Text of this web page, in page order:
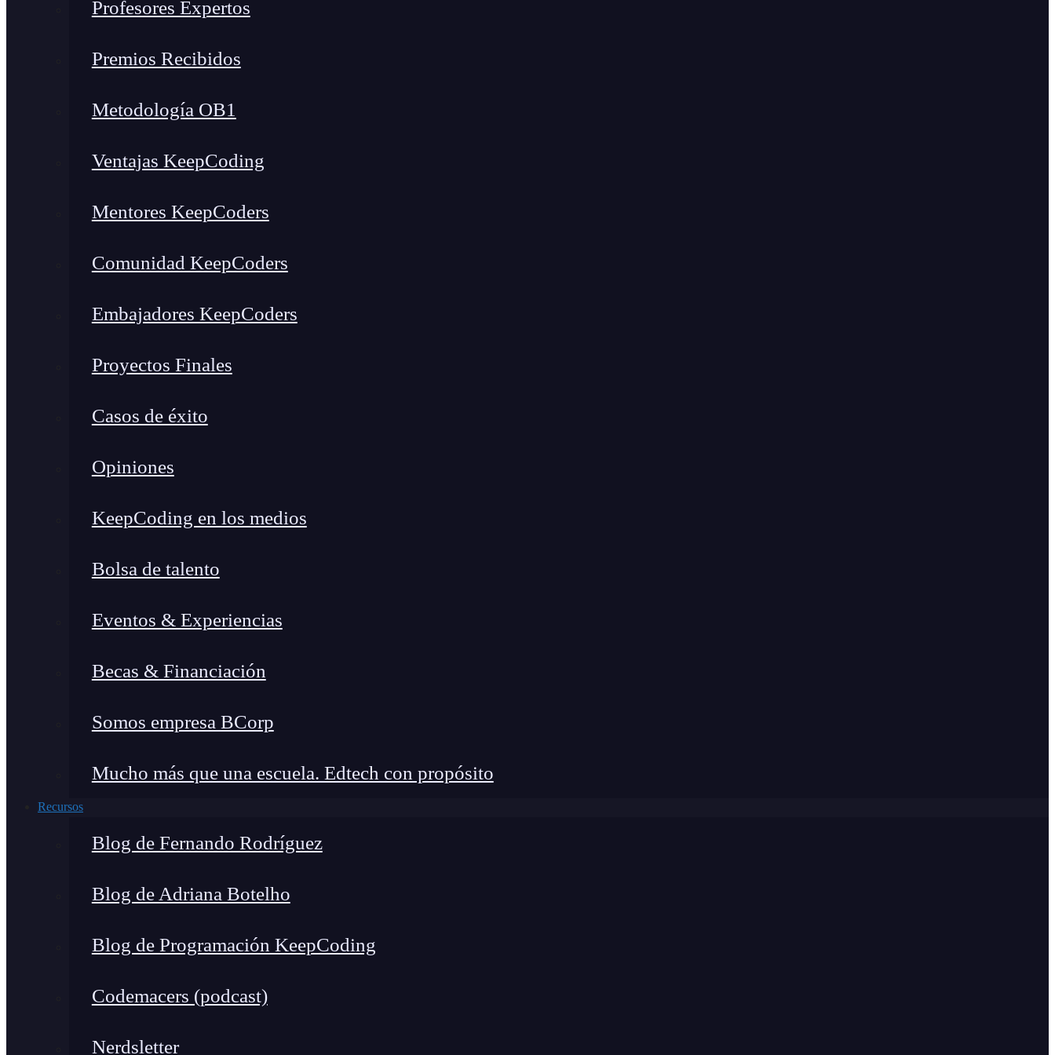
Profesores Expertos
Premios Recibidos
Metodología OB1
Ventajas KeepCoding
Mentores KeepCoders
Comunidad KeepCoders
Embajadores KeepCoders
Proyectos Finales
Casos de éxito
Opiniones
KeepCoding en los medios
Bolsa de talento
Eventos & Experiencias
Becas & Financiación
Somos empresa BCorp
Mucho más que una escuela. Edtech con propósito
Recursos
Blog de Fernando Rodríguez
Blog de Adriana Botelho
Blog de Programación KeepCoding
Codemacers (podcast)
Nerdsletter